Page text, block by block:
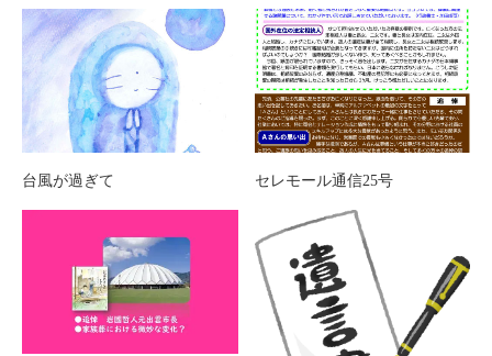
台風が過ぎて セレモール通信25号